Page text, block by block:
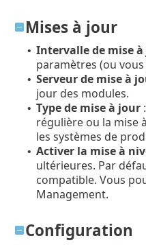
Mises à jour
• Intervalle de mise
paramètres (ou
• Serveur de mise à
jour des modules.
• Type de mise à jour:
régulière ou la mise
les systèmes de
• Activer la mise à
ultérieures. Par
compatible. Vous
Management.
Configuration